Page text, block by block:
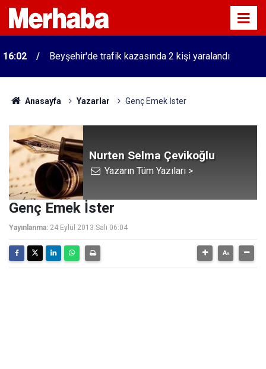
16:02 Beyşehir'de trafik kazasında 2 kişi yaralandı
Anasayfa Yazarlar Genç Emek İster
Nurten Selma Çevikoğlu
Yazarın Tüm Yazıları >
Genç Emek İster
Yayınlanma: 24 Eylül 2013 Salı 06:04